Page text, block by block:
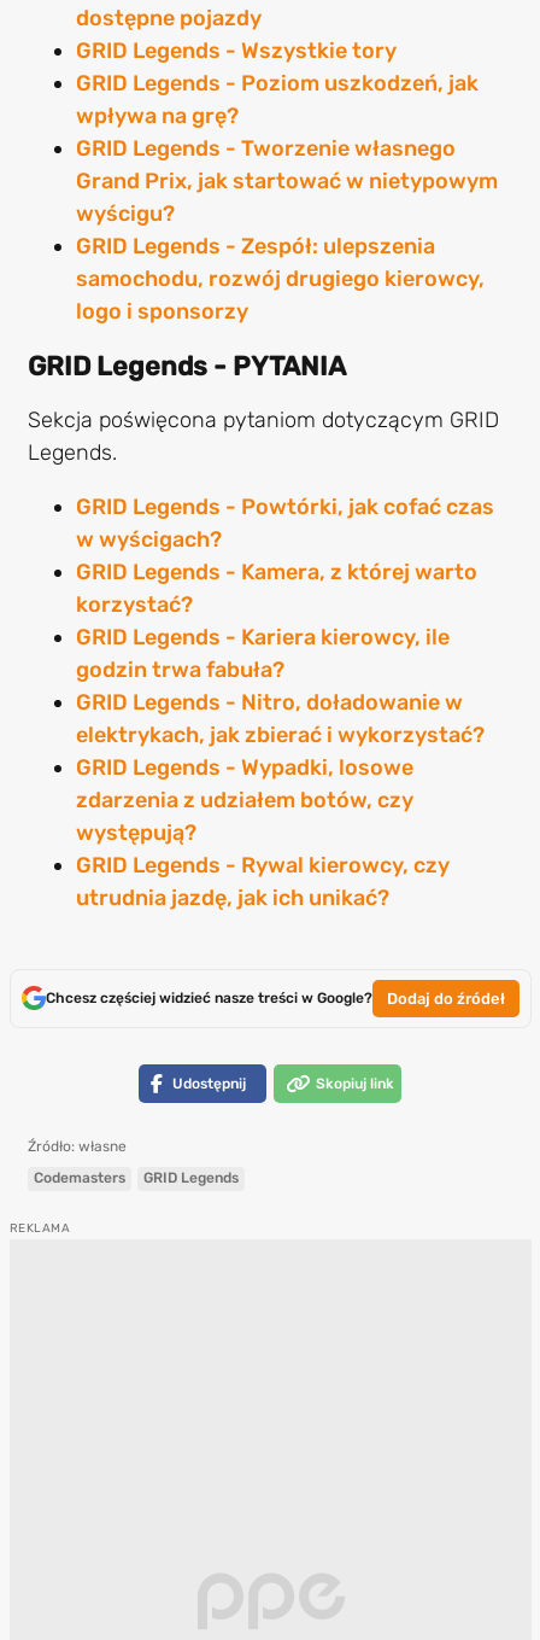
dostępne pojazdy
GRID Legends - Wszystkie tory
GRID Legends - Poziom uszkodzeń, jak
wpływa na grę?
GRID Legends - Tworzenie własnego
Grand Prix, jak startować w nietypowym
wyścigu?
GRID Legends - Zespół: ulepszenia
samochodu, rozwój drugiego kierowcy,
logo i sponsorzy
GRID Legends - PYTANIA
Sekcja poświęcona pytaniom dotyczącym GRID
Legends.
GRID Legends - Powtórki, jak cofać czas
w wyścigach?
GRID Legends - Kamera, z której warto
korzystać?
GRID Legends - Kariera kierowcy, ile
godzin trwa fabuła?
GRID Legends - Nitro, doładowanie w
elektrykach, jak zbierać i wykorzystać?
GRID Legends - Wypadki, losowe
zdarzenia z udziałem botów, czy
występują?
GRID Legends - Rywal kierowcy, czy
utrudnia jazdę, jak ich unikać?
Chcesz częściej widzieć nasze treści w Google? Dodaj do źródeł
Udostępnij Skopiuj link
Źródło: własne
Codemasters
GRID Legends